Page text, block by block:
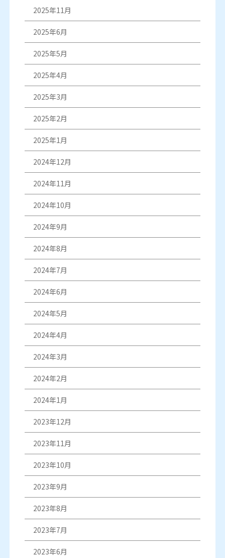
2025年11月
2025年6月
2025年5月
2025年4月
2025年3月
2025年2月
2025年1月
2024年12月
2024年11月
2024年10月
2024年9月
2024年8月
2024年7月
2024年6月
2024年5月
2024年4月
2024年3月
2024年2月
2024年1月
2023年12月
2023年11月
2023年10月
2023年9月
2023年8月
2023年7月
2023年6月